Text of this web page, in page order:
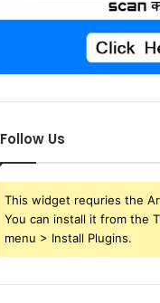
Follow Us
This widget requries the
You can install it from the
menu > Install Plugins.